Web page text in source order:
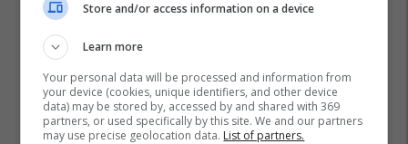
Store and/or access information on a device
Learn more
Your personal data will be processed and information from
your device (cookies, unique identifiers, and other device
data) may be stored by, accessed by and shared with 369
partners, or used specifically by this site. We and our partners
may use precise geolocation data. List of partners.